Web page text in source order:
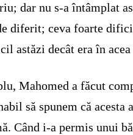
dar nu s-a întâmplat
diferit; ceva foarte
astăzi decât era în acea
Mahomed a făcut
să spunem că acesta
Când i-a permis unui